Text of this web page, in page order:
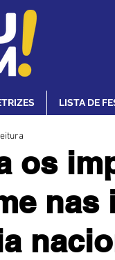
LISTA DE
os
nas